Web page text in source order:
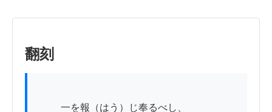
翻刻